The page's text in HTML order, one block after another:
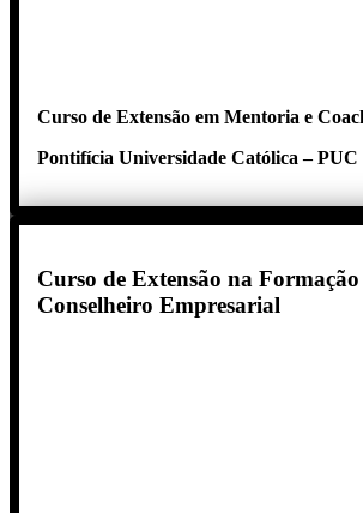
Curso de Extensão em Mentoria e
Pontifícia Universidade Católica – PUC
Curso de Extensão na Formação
Conselheiro Empresarial